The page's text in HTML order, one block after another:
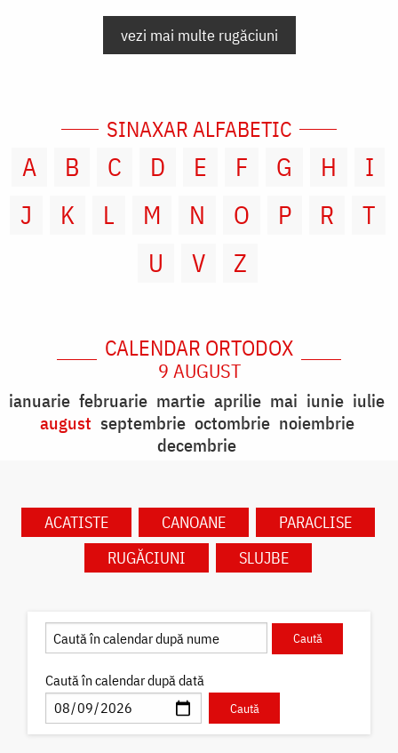
vezi mai multe rugăciuni
SINAXAR ALFABETIC
A B C D E F G H
I
J
K L M N O P R
T
U
V Z
CALENDAR ORTODOX
9 AUGUST
ianuarie februarie martie aprilie mai iunie iulie
august septembrie octombrie noiembrie
decembrie
ACATISTE CANOANE
PARACLISE
RUGĂCIUNI
SLUJBE
Caută în calendar după dată